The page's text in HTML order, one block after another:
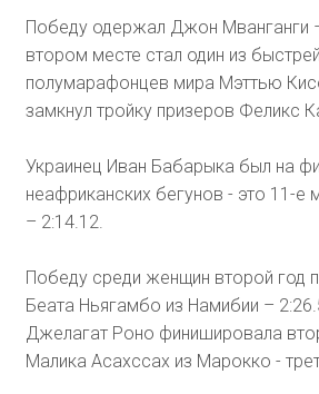
Победу одержал Джон Мванганги
втором месте стал один из
полумарафонцев мира Мэттью
замкнул тройку призеров Феликс
Украинец Иван Бабарыка был на
неафриканских бегунов - это 11-е
– 2:14.12.
Победу среди женщин второй год
Беата Ньягамбо из Намибии –
Джелагат Роно финишировала
Малика Асахссах из Марокко -